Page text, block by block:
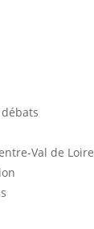
Val de Loire